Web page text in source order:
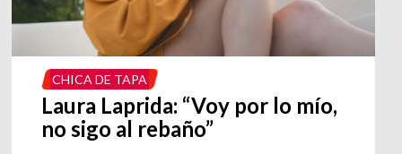
CHICA DE TAPA
Laura Laprida: “Voy por lo mío,
no sigo al rebaño”